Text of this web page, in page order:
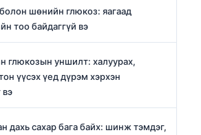
шөнийн глюкоз: яагаад
тоо байдаггүй вэ
глюкозын уншилт: халуурах,
үүсэх үед дүрэм хэрхэн
вэ
дахь сахар бага байх: шинж тэмдэг,